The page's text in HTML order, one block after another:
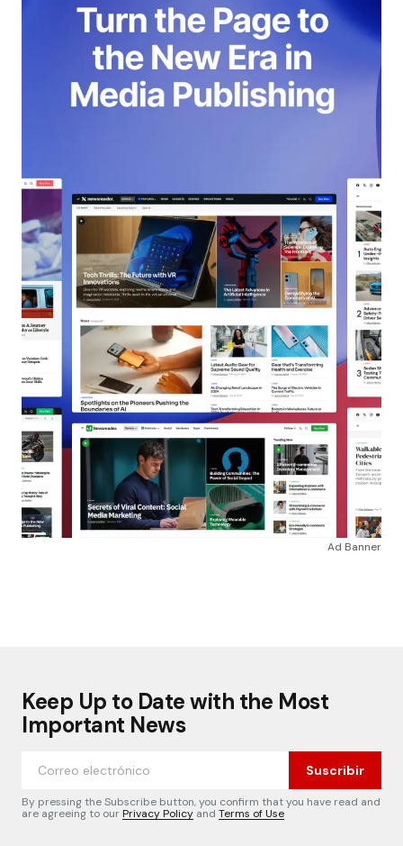
Ad Banner
Keep Up to Date with the Most
Important News
Suscribir
By pressing the Subscribe button, you confirm that you have read and
are agreeing to ourPrivacy Policy and Terms of Use